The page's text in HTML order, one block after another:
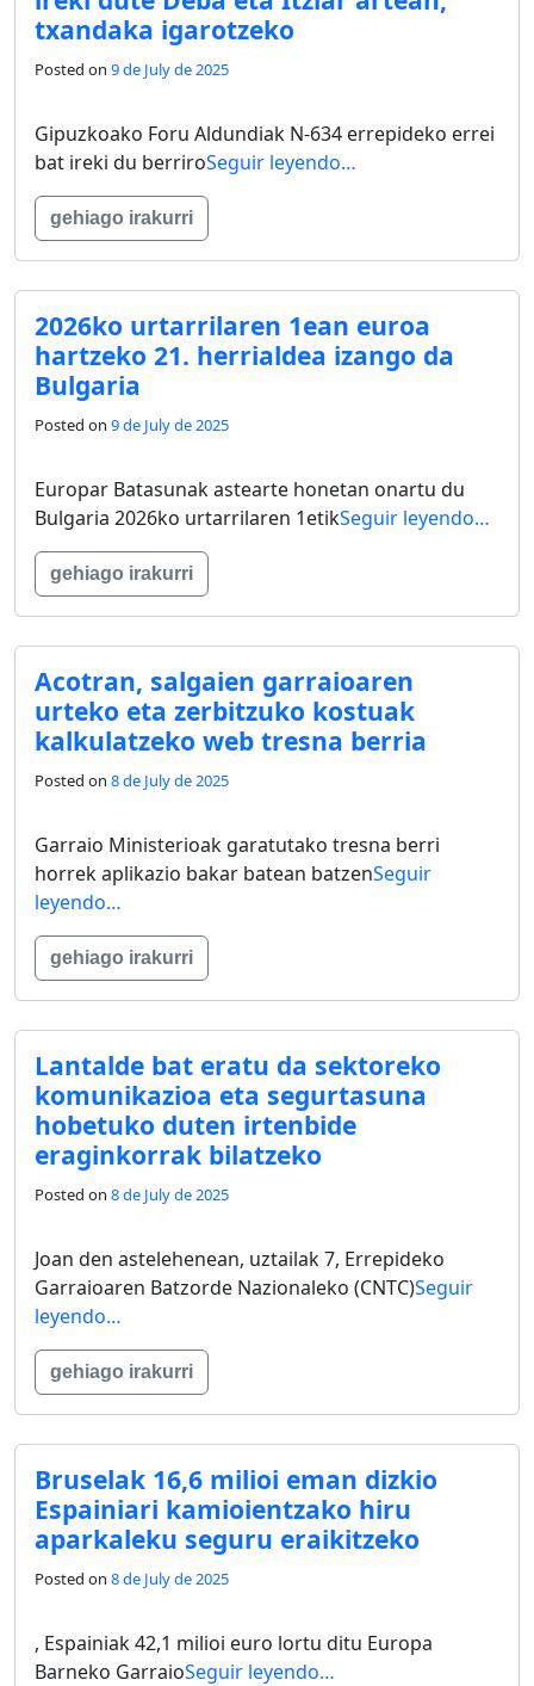
txandaka igarotzeko
Posted on 9 de July de 2025
Gipuzkoako Foru Aldundiak N-634 errepideko errei
bat ireki du berriroSeguir leyendo…
gehiago irakurri
2026ko urtarrilaren 1ean euroa
hartzeko 21. herrialdea izango da
Bulgaria
Posted on 9 de July de 2025
Europar Batasunak astearte honetan onartu du
Bulgaria 2026ko urtarrilaren 1etikSeguir leyendo…
gehiago irakurri
Acotran, salgaien garraioaren
urteko eta zerbitzuko kostuak
kalkulatzeko web tresna berria
Posted on 8 de July de 2025
Garraio Ministerioak garatutako tresna berri
horrek aplikazio bakar batean batzenSeguir
leyendo…
gehiago irakurri
Lantalde bat eratu da sektoreko
komunikazioa eta segurtasuna
hobetuko duten irtenbide
eraginkorrak bilatzeko
Posted on 8 de July de 2025
Joan den astelehenean, uztailak 7, Errepideko
Garraioaren Batzorde Nazionaleko (CNTC)Seguir
leyendo…
gehiago irakurri
Bruselak 16,6 milioi eman dizkio
Espainiari kamioientzako hiru
aparkaleku seguru eraikitzeko
Posted on 8 de July de 2025
, Espainiak 42,1 milioi euro lortu ditu Europa
Barneko GarraioSeguir leyendo…